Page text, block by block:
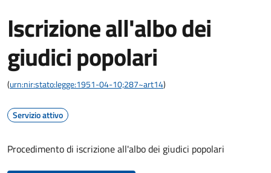
Iscrizione all'albo dei
giudici popolari
(urn:nir:stato:legge:1951-04-10;287~art14)
Servizio attivo
Procedimento di iscrizione all'albo dei giudici popolari